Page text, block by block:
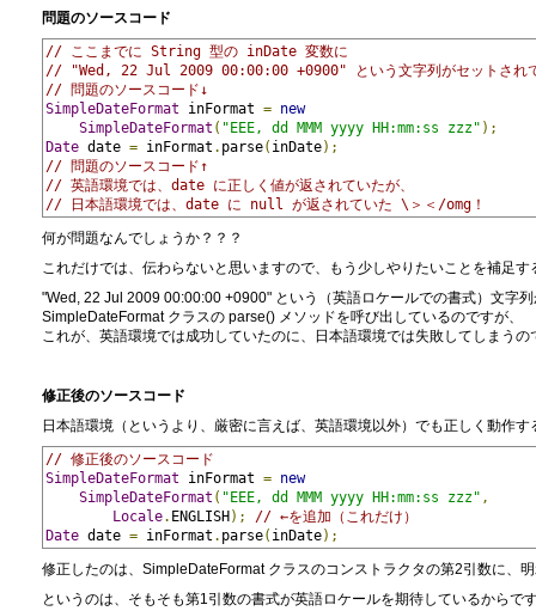
問題のソースコード
// ここまでに String 型の inDate 変数に
// "Wed, 22 Jul 2009 00:00:00 +0900" という文字列がセットされ
// 問題のソースコード↓
SimpleDateFormat inFormat = new
SimpleDateFormat ( "EEE, dd MMM yyyy HH:mm:ss zzz" );
Date date = inFormat . parse( inDate);
// 問題のソースコード↑
// 英語環境では、date に正しく値が返されていたが、
// 日本語環境では、date に null が返されていた \＞＜/omg！
何が問題なんでしょうか？？？
これだけでは、伝わらないと思いますので、もう少しやりたいことを補足す
"Wed, 22 Jul 2009 00:00:00 +0900" という（英語ロケールでの書式）文字
SimpleDateFormat クラスの parse() メソッドを呼び出しているのですが、
これが、英語環境では成功していたのに、日本語環境では失敗してしまうの
修正後のソースコード
日本語環境（というより、厳密に言えば、英語環境以外）でも正しく動作
// 修正後のソースコード
SimpleDateFormat inFormat = new
SimpleDateFormat ( "EEE, dd MMM yyyy HH:mm:ss zzz" ,
Locale. ENGLISH );
// ←を追加（これだけ）
Date date = inFormat . parse( inDate);
修正したのは、SimpleDateFormat クラスのコンストラクタの第2引数に、
というのは、そもそも第1引数の書式が英語ロケールを期待しているからで